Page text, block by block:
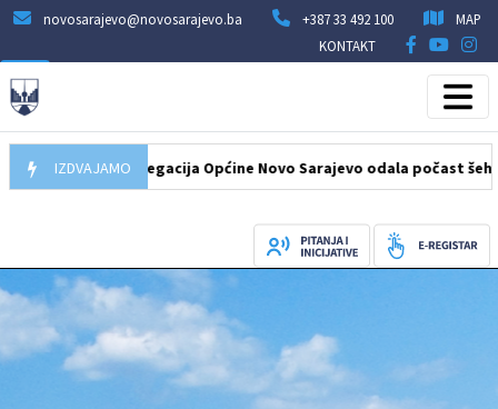
novosarajevo@novosarajevo.ba +387 33 492 100
MAP
KONTAKT
IZDVAJAMO
Delegacija Općine Novo Sarajevo odala počast šehidima i